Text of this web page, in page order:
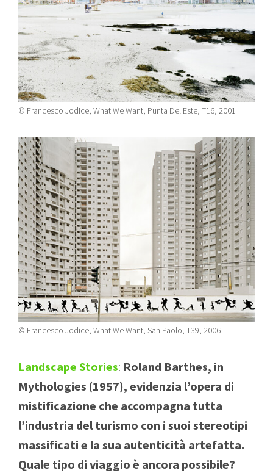
© Francesco Jodice, What We Want, Punta Del Este, T16, 2001
© Francesco Jodice, What We Want, San Paolo, T39, 2006
Landscape Stories: Roland Barthes, in
Mythologies (1957), evidenzia l’opera di
mistificazione che accompagna tutta
l’industria del turismo con i suoi stereotipi
massificati e la sua autenticità artefatta.
Quale tipo di viaggio è ancora possibile?